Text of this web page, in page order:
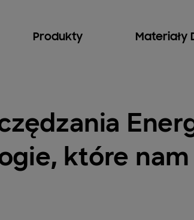
Produkty Materiały
które